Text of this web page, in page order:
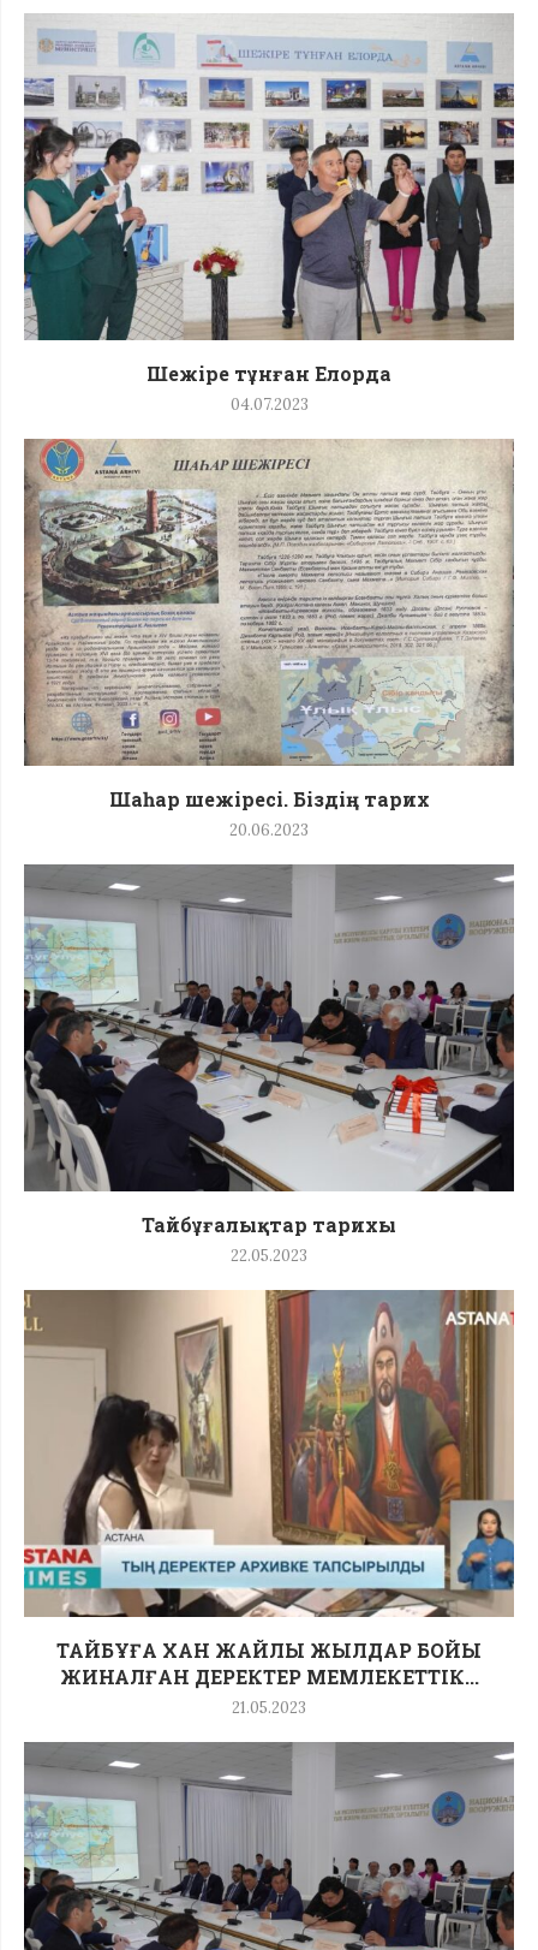
Шежіре тұнған Елорда
04.07.2023
Шаһар шежіресі. Біздің тарих
20.06.2023
Тайбұғалықтар тарихы
22.05.2023
ТАЙБҰҒА ХАН ЖАЙЛЫ ЖЫЛДАР БОЙЫ
ЖИНАЛҒАН ДЕРЕКТЕР МЕМЛЕКЕТТІК...
21.05.2023